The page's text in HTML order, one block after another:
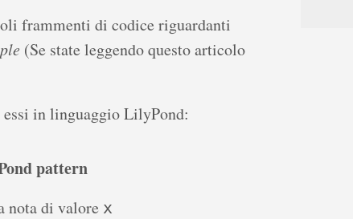
frammenti di codice riguardanti
(Se state leggendo questo articolo
in linguaggio LilyPond:
pattern
nota di valore x